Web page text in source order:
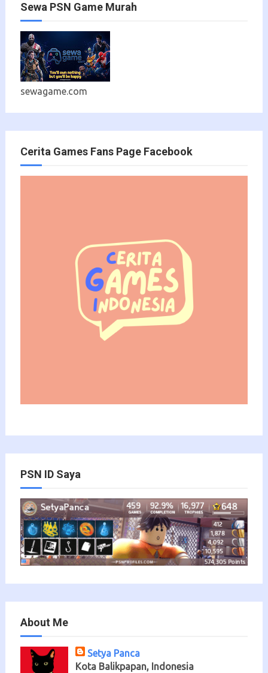
Sewa PSN Game Murah
sewagame.com
Cerita Games Fans Page Facebook
PSN ID Saya
About Me
Setya Panca
Kota Balikpapan, Indonesia